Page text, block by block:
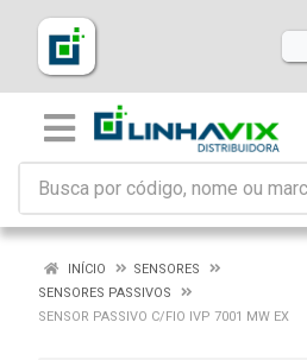
INÍCIO
SENSORES
SENSORES PASSIVOS
SENSOR PASSIVO C/FIO IVP 7001 MW EX